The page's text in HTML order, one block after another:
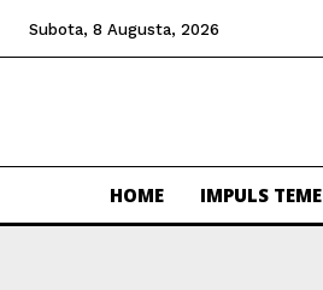
Subota, 8 Augusta, 2026
HOME IMPULS TEME